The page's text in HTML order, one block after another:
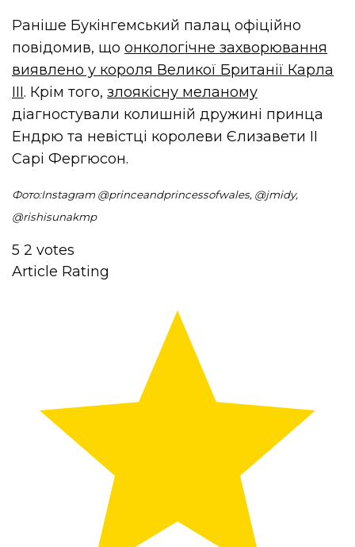
Раніше Букінгемський палац офіційно
повідомив, щоонкологічне захворювання
виявлено у короля Великої Британії Карла
III. Крім того,злоякісну меланому
діагностували колишній дружині принца
Ендрю та невістці королеви Єлизавети ІІ
Сарі Фергюсон.
Фото:Instagram @princeandprincessofwales, @jmidy,
@rishisunakmp
5 2 votes
Article Rating